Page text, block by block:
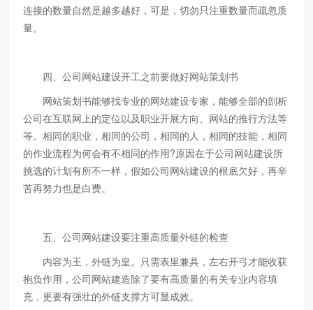
连接的数量自然是越多越好，可是，切勿只注重数量而疏忽质
量。
四、公司网站建设开工之前要做好网站策划书
网站策划书能够找专业的网站建设专家，能够全部的剖析
公司在互联网上的定位以及职业开展方向、网站的推行方法等
等。相同的职业，相同的公司，相同的人，相同的技能，相同
的作业流程为何会有不相同的作用?原因在于公司网站建设所
挑选的计划有所不一样，假如公司网站建设的根底欠好，再辛
苦再努力也是白费。
五、公司网站建设要注重高质量外链的检查
内容为王，外链为皇。只需表里兼具，左右开弓才能收获
抱负作用，公司网站建造除了要有高质量的有关专业内容填
充，更要有强壮的外链支撑方可显成效。